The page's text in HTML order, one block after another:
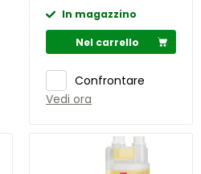
In magazzino
Nel carrello
Confrontare
Vedi ora